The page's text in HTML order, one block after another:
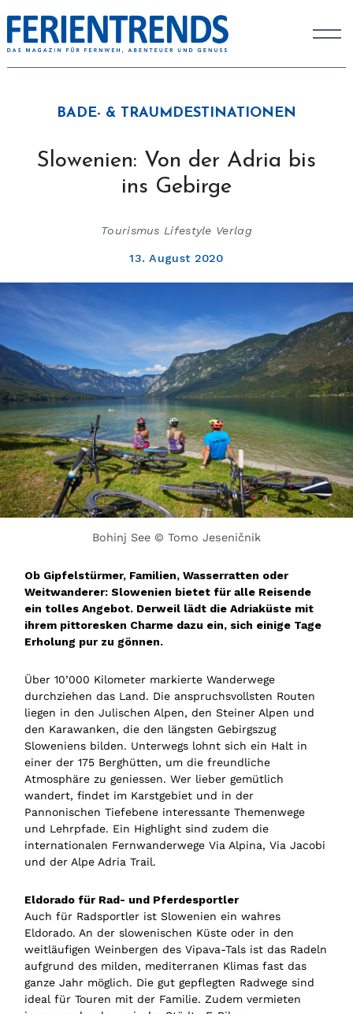
BADE- & TRAUMDESTINATIONEN
Slowenien: Von der Adria bis
ins Gebirge
Tourismus Lifestyle Verlag
13. August 2020
Bohinj See © Tomo Jeseničnik
Ob Gipfelstürmer, Familien, Wasserratten oder
Weitwanderer: Slowenien bietet für alle Reisende
ein tolles Angebot. Derweil lädt die Adriaküste mit
ihrem pittoresken Charme dazu ein, sich einige Tage
Erholung pur zu gönnen.
Über 10’000 Kilometer markierte Wanderwege
durchziehen das Land. Die anspruchsvollsten Routen
liegen in den Julischen Alpen, den Steiner Alpen und
den Karawanken, die den längsten Gebirgszug
Sloweniens bilden. Unterwegs lohnt sich ein Halt in
einer der 175 Berghütten, um die freundliche
Atmosphäre zu geniessen. Wer lieber gemütlich
wandert, findet im Karstgebiet und in der
Pannonischen Tiefebene interessante Themenwege
und Lehrpfade. Ein Highlight sind zudem die
internationalen Fernwanderwege Via Alpina, Via Jacobi
und der Alpe Adria Trail.
Eldorado für Rad- und Pferdesportler
Auch für Radsportler ist Slowenien ein wahres
Eldorado. An der slowenischen Küste oder in den
weitläufigen Weinbergen des Vipava-Tals ist das Radeln
aufgrund des milden, mediterranen Klimas fast das
ganze Jahr möglich. Die gut gepflegten Radwege sind
ideal für Touren mit der Familie. Zudem vermieten